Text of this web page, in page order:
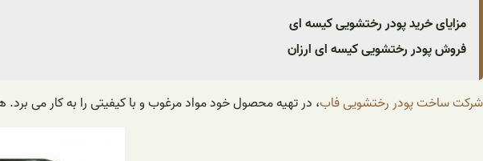
مزایای خرید پودر رختشویی کیسه ای
فروش پودر رختشویی کیسه ای ارزان
شرکت ساخت پودر رختشویی فاب، در تهیه محصول خود مواد مرغوب و با کیفیتی را به کار می